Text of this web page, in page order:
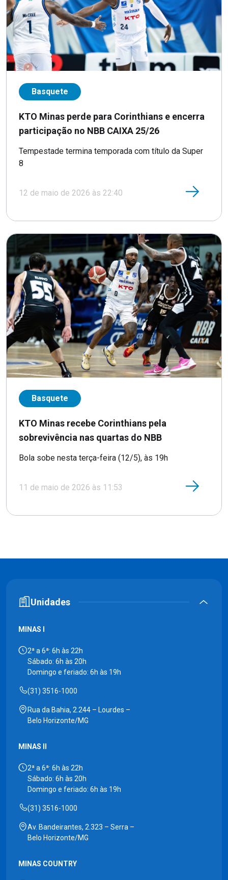
Basquete
KTO Minas perde para Corinthians e encerra
participação no NBB CAIXA 25/26
Tempestade termina temporada com título da Super
8
12 de maio de 2026 às 22:40
Basquete
KTO Minas recebe Corinthians pela
sobrevivência nas quartas do NBB
Bola sobe nesta terça-feira (12/5), às 19h
11 de maio de 2026 às 11:53
Unidades
MINAS I
2ª a 6ª: 6h às 22h
Sábado: 6h às 20h
Domingo e feriado: 6h às 19h
(31) 3516-1000
Rua da Bahia, 2.244 – Lourdes –
Belo Horizonte/MG
MINAS II
2ª a 6ª: 6h às 22h
Sábado: 6h às 20h
Domingo e feriado: 6h às 19h
(31) 3516-1000
Av. Bandeirantes, 2.323 – Serra –
Belo Horizonte/MG
MINAS COUNTRY